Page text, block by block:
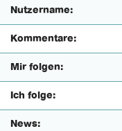
Nutzername:
Kommentare:
Mir folgen:
Ich folge:
News: